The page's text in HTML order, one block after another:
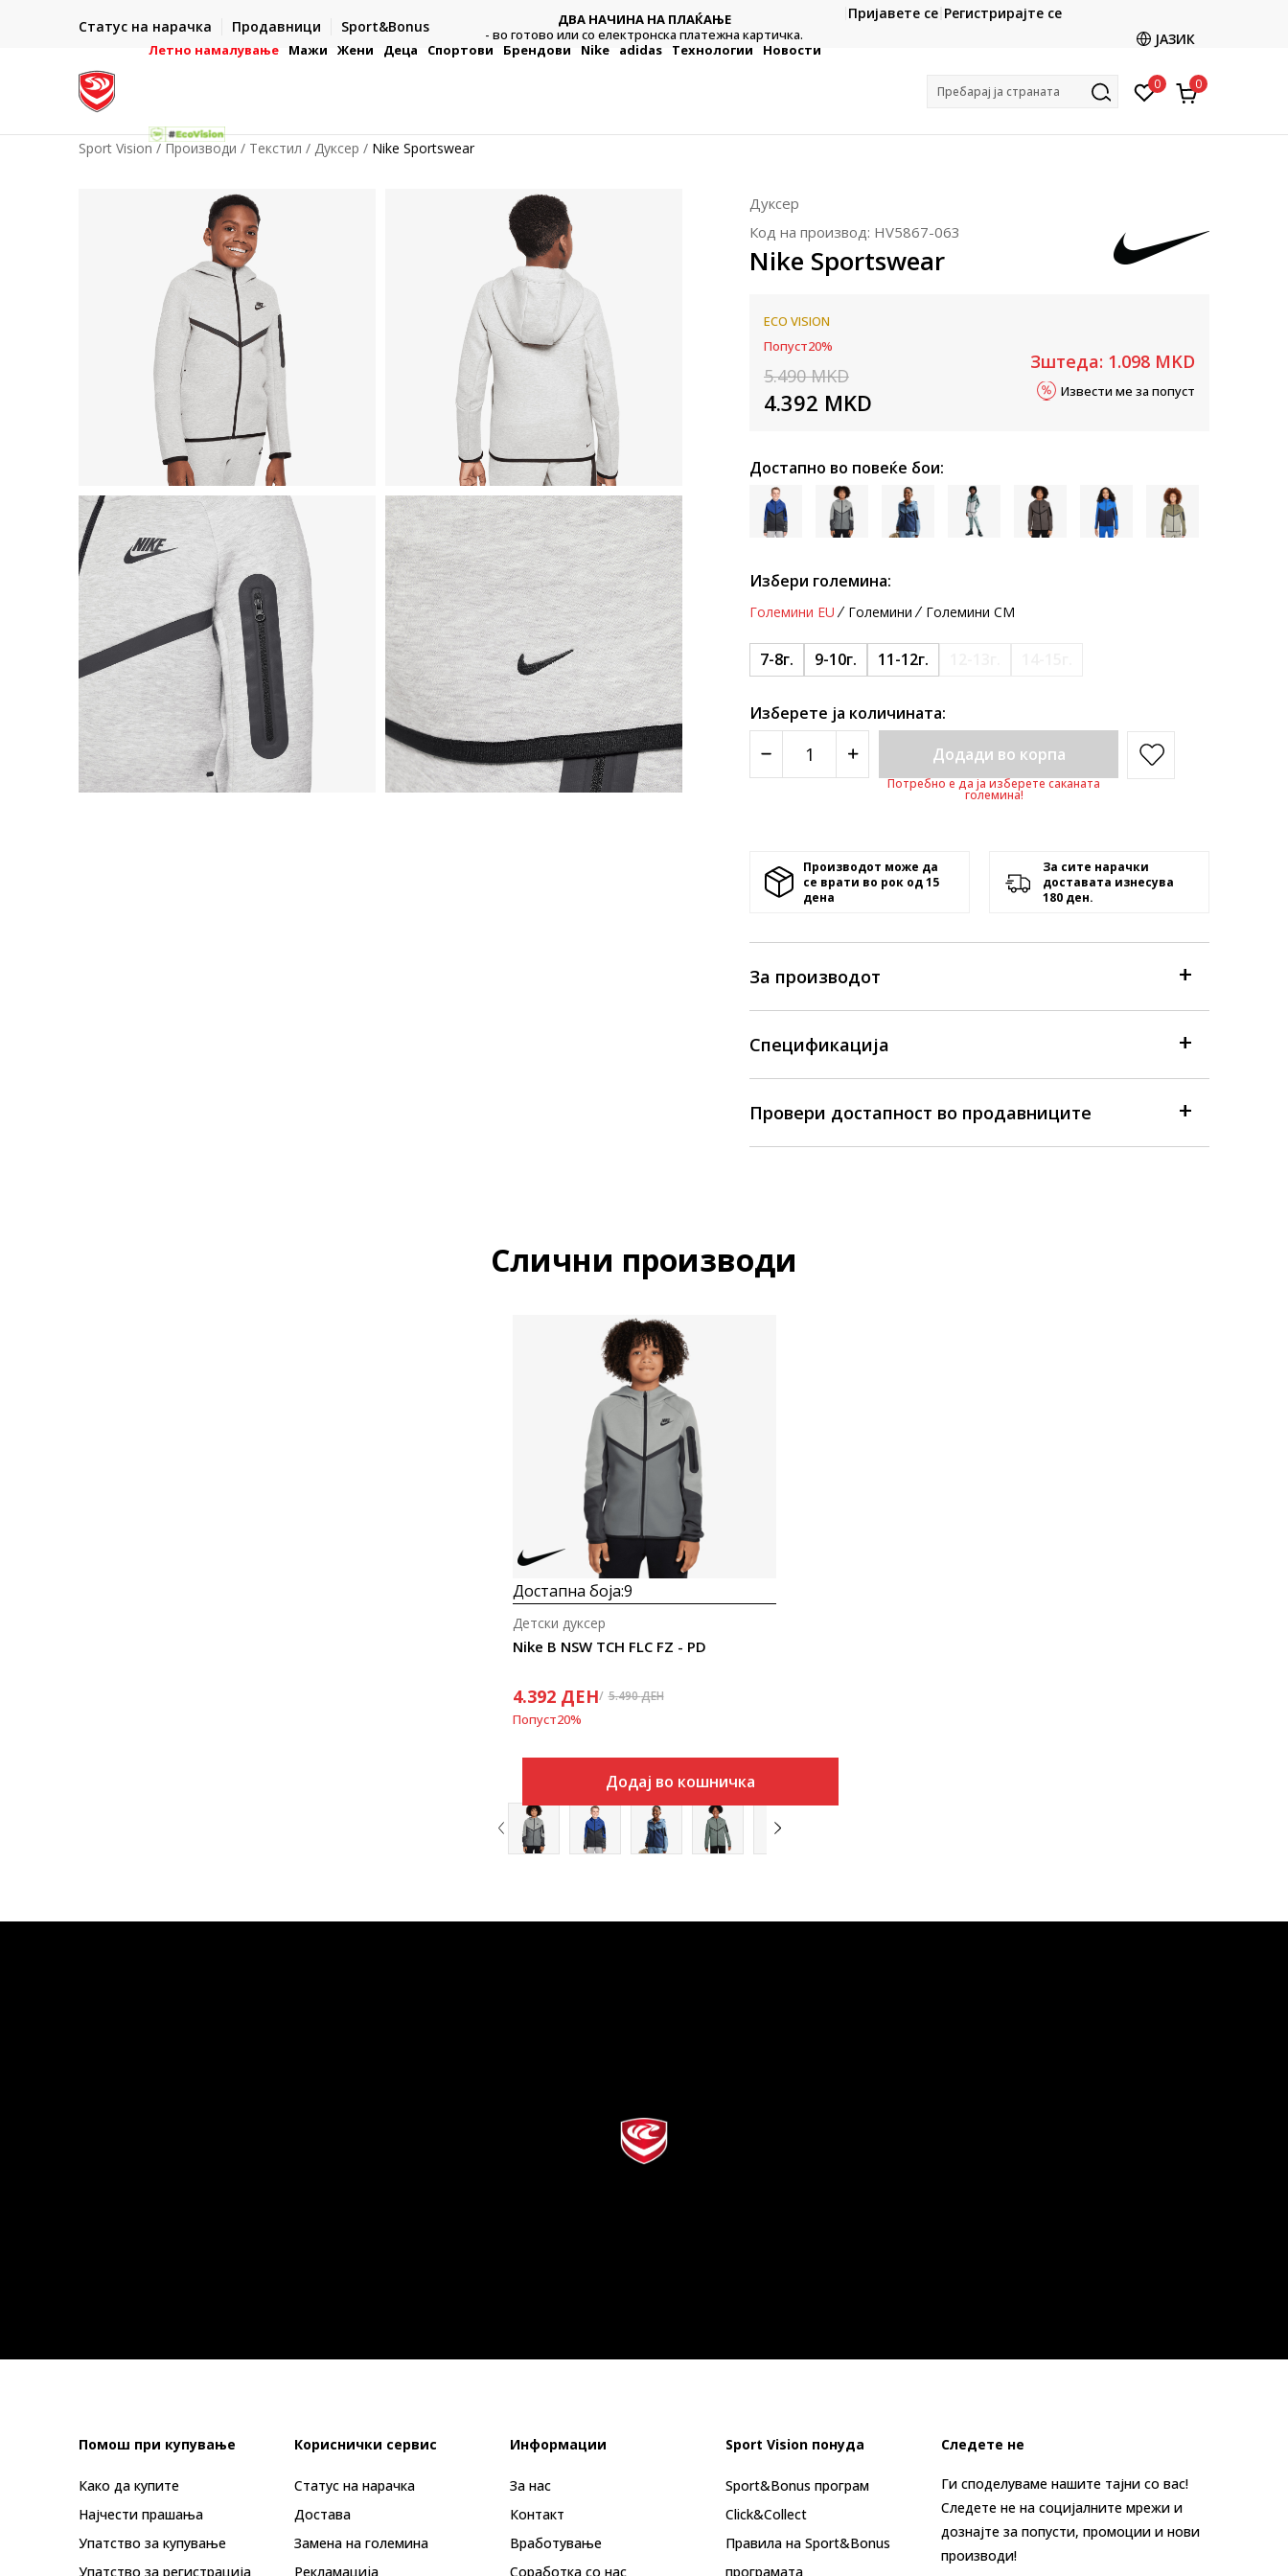
Статус на нарачка Продавници Sport&Bonus
- на сите нарачки во готово или со електронска платежна
ДВА НАЧИНА НА ПЛАЌАЊЕ
- во готово или со електронска платежна картичка.
CLICK & COLLECT
Платете со картичка online и подигнете во продавницата
Пријавете се Регистрирајте се
ЈАЗИК
Летно намалување Мажи Жени Деца Спортови Брендови Nike adidas Технологии Новости
Пребарај ја страната 0 0
Sport Vision Производи Текстил Дуксер Nike Sportswear
Дуксер
Код на производ: HV5867-063
Nike Sportswear
ECO VISION
Попуст20%
5.490 MKD
4.392 MKD
Зштеда: 1.098 MKD
Извести ме за попуст
Достапно во повеќе бои:
Избери големина:
Големини EU Големини Големини CM
7-8г. 9-10г. 11-12г.
Изберете ја количината:
Додади во корпа
Потребно е да ја изберете саканата
големина!
Производот може да
се врати во рок од 15
денa
За сите нарачки
доставата изнесува
180 ден.
За производот
Спецификација
Провери достапност во продавниците
Слични производи
Достапна боја:9
Nike B NSW TCH FLC FZ - PD
Детски дуксер
4.392 ДЕН 5.490ДЕН
Попуст20%
Додај во кошничка
Помош при купување
Како да купите
Најчести прашања
Упатство за купување
Упатство за регистрација
Кориснички сервис
Статус на нарачка
Достава
Замена на големина
Рекламациja
Информации
За нас
Контакт
Вработување
Соработка со нас
Sport Vision понуда
Sport&Bonus програм
Click&Collect
Правила на Sport&Bonus
програмата
Следете не
Ги споделуваме нашите тајни со вас!
Следете не на социјалните мрежи и
дознајте за попусти, промоции и нови
производи!